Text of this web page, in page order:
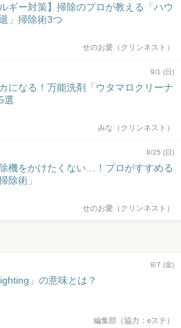
ギー対策】掃除のプロが教える「ハウ
」掃除術3つ
せのお愛（クリンネスト）
9/1 (日)
になる！万能洗剤「ウタマロクリーナ
選
みな（クリンネスト）
8/25 (日)
機をかけたくない…！プロがすすめる
除術」
せのお愛（クリンネスト）
8/7 (金)
」の意味とは？
編集部（協力：eステ）